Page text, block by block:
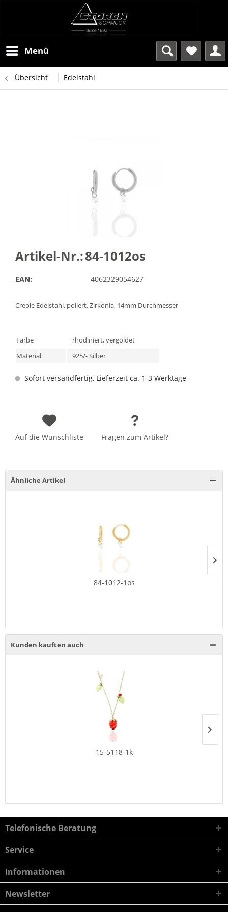
Menü
Übersicht Edelstahl
Artikel-Nr.:84-1012os
EAN: 4062329054627
Creole Edelstahl, poliert, Zirkonia, 14mm Durchmesser
Farbe
rhodiniert, vergoldet
Material
925/- Silber
Sofort versandfertig, Lieferzeit ca. 1-3 Werktage
Auf die Wunschliste Fragen zum Artikel?
Ähnliche Artikel
84-1012-1os
Kunden kauften auch
15-5118-1k
Telefonische Beratung
Service
Informationen
Newsletter